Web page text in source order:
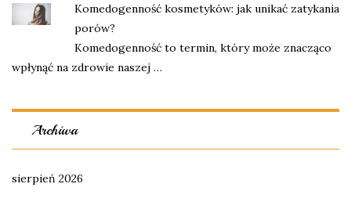
Komedogenność kosmetyków: jak unikać zatykania
porów?
Komedogenność to termin, który może znacząco
wpłynąć na zdrowie naszej …
Archiwa
sierpień 2026